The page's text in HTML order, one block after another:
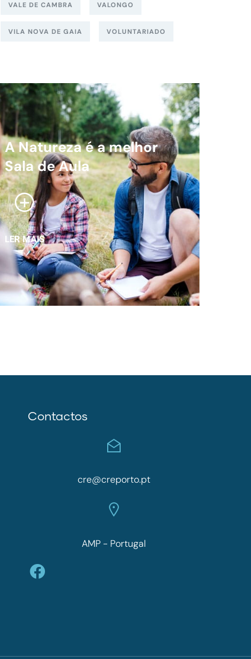
VALE DE CAMBRA VALONGO
VILA NOVA DE GAIA VOLUNTARIADO
A Natureza é a melhor
Sala de Aula
LER MAIS
Contactos
cre@creporto.pt
AMP - Portugal